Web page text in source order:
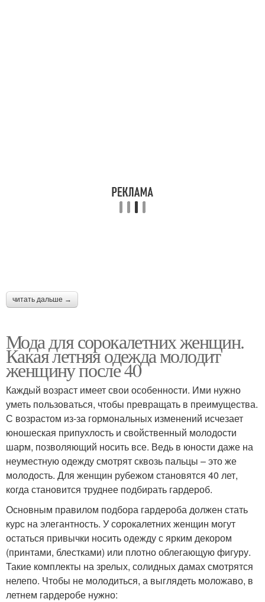
читать дальше →
Мода для сорокалетних женщин.
Какая летняя одежда молодит
женщину после 40
Каждый возраст имеет свои особенности. Ими нужно
уметь пользоваться, чтобы превращать в преимущества.
С возрастом из-за гормональных изменений исчезает
юношеская припухлость и свойственный молодости
шарм, позволяющий носить все. Ведь в юности даже на
неуместную одежду смотрят сквозь пальцы – это же
молодость. Для женщин рубежом становятся 40 лет,
когда становится труднее подбирать гардероб.
Основным правилом подбора гардероба должен стать
курс на элегантность. У сорокалетних женщин могут
остаться привычки носить одежду с ярким декором
(принтами, блестками) или плотно облегающую фигуру.
Такие комплекты на зрелых, солидных дамах смотрятся
нелепо. Чтобы не молодиться, а выглядеть моложаво, в
летнем гардеробе нужно: